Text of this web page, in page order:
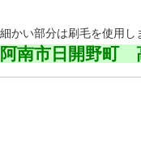
細かい部分は刷毛を使用し
阿南市日開野町